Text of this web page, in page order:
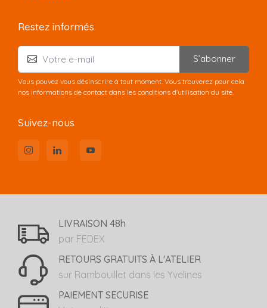
Restez informés
S’abonner
Vous pouvez vous désinscrire à tout moment. Vous trouverez pour cela
nos informations de contact dans les conditions d'utilisation du site.
Suivez-nous
LIVRAISON 48h
par FEDEX
RETOURS GRATUITS À L'ATELIER
sur Rambouillet dans les Yvelines
PAIEMENT SECURISE